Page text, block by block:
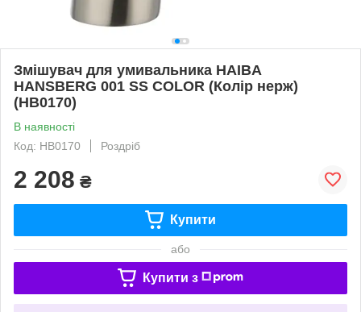
Змішувач для умивальника HAIBA
HANSBERG 001 SS COLOR (Колір нерж)
(HB0170)
В наявності
Код: HB0170
Роздріб
2 208 ₴
Купити
або
Купити з